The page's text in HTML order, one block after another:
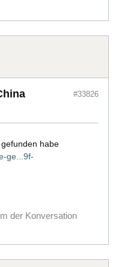
#33826
habe
ge...9f-
der Konversation